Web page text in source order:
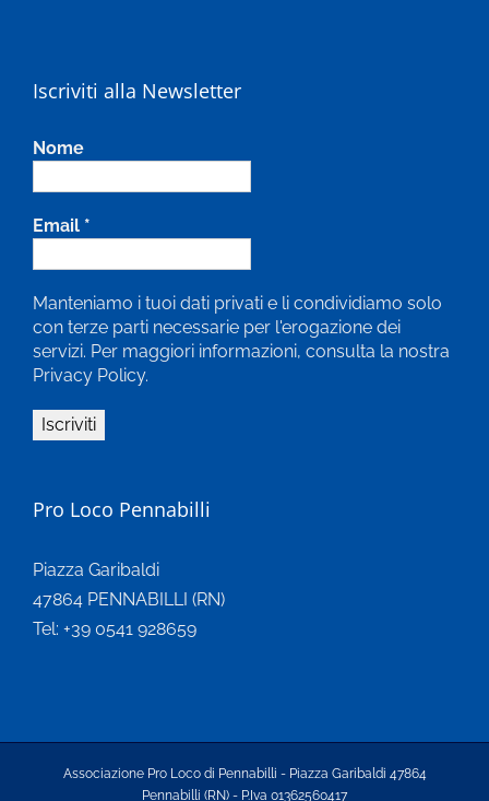
Iscriviti alla Newsletter
Nome
Email *
Manteniamo i tuoi dati privati e li condividiamo solo
con terze parti necessarie per l'erogazione dei
servizi. Per maggiori informazioni, consulta la nostra
Privacy Policy.
Pro Loco Pennabilli
Piazza Garibaldi
47864 PENNABILLI (RN)
Tel: +39 0541 928659
Associazione Pro Loco di Pennabilli - Piazza Garibaldi 47864
Pennabilli (RN) - P.Iva 01362560417